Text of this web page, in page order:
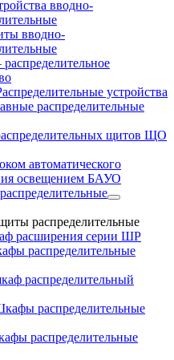
вводно-
вводно-
устройства
распределительные
щитов ЩО
автоматического
освещением БАУО
распределительные
расширения серии ШР
распределительные
распределительный
распределительные
распределительные